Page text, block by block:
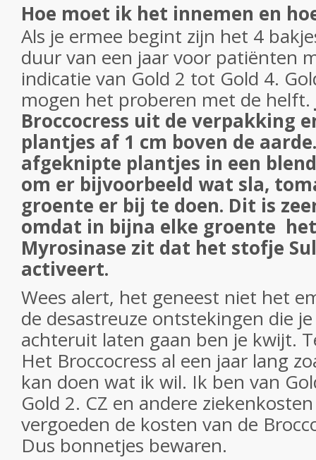
Hoe moet ik het innemen en
Als je ermee begint zijn het 4
duur van een jaar voor patiënten
indicatie van Gold 2 tot Gold 4.
mogen het proberen met de helft.
Broccocress uit de verpakking
plantjes af 1 cm boven de
afgeknipte plantjes in een
om er bijvoorbeeld wat sla,
groente er bij te doen. Dit is
omdat in bijna elke groente
Myrosinase zit dat het stofje
activeert.
Wees alert, het geneest niet het
de desastreuze ontstekingen die
achteruit laten gaan ben je kwijt.
Het Broccocress al een jaar lang
kan doen wat ik wil. Ik ben van
Gold 2. CZ en andere
vergoeden de kosten van de
Dus bonnetjes bewaren.